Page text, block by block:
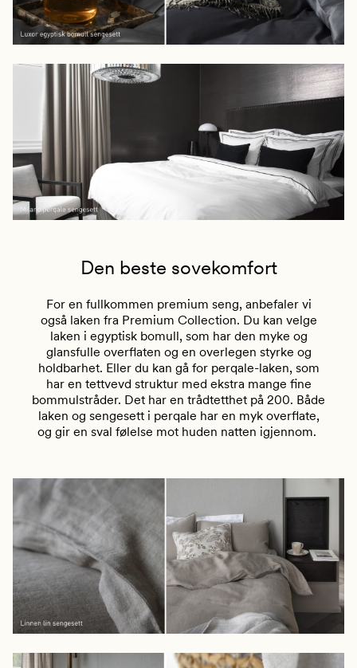
Den beste sovekomfort
For en fullkommen premium seng, anbefaler vi
også laken fra Premium Collection. Du kan velge
laken i egyptisk bomull, som har den myke og
glansfulle overflaten og en overlegen styrke og
holdbarhet. Eller du kan gå for perqale-laken, som
har en tettvevd struktur med ekstra mange fine
bommulstråder. Det har en trådtetthet på 200. Både
laken og sengesett i perqale har en myk overflate,
og gir en sval følelse mot huden natten igjennom.